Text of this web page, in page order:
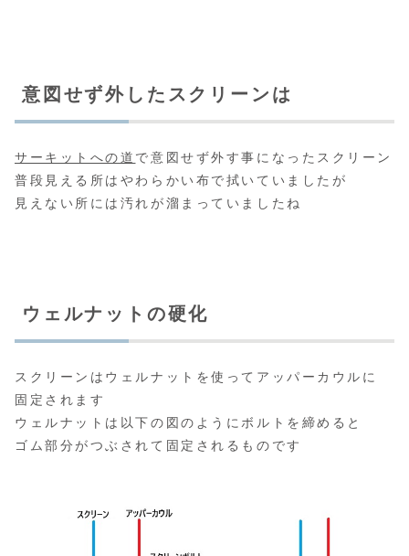
意図せず外したスクリーンは
サーキットへの道 で意図せず外す事になったスクリーン
普段見える所はやわらかい布で拭いていましたが
見えない所には汚れが溜まっていましたね
ウェルナットの硬化
スクリーンはウェルナットを使ってアッパーカウルに
固定されます
ウェルナットは以下の図のようにボルトを締めると
ゴム部分がつぶされて固定されるものです